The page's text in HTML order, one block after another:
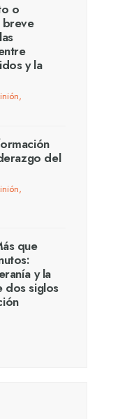
o
breve
y la
,
del
,
que
y la
dos siglos